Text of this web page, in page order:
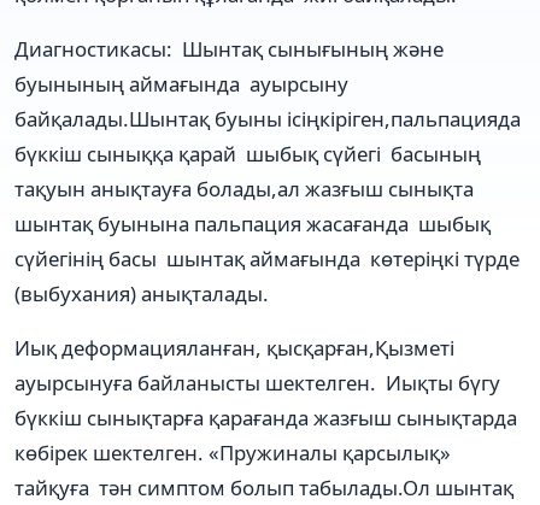
Диагностикасы: Шынтақ сынығының және
буынының аймағында ауырсыну
байқалады.Шынтақ буыны ісіңкіріген,пальпацияда
бүккіш сыныққа қарай шыбық сүйегі басының
тақуын анықтауға болады,ал жазғыш сынықта
шынтақ буынына пальпация жасағанда шыбық
сүйегінің басы шынтақ аймағында көтеріңкі түрде
(выбухания) анықталады.
Иық деформацияланған, қысқарған,Қызметі
ауырсынуға байланысты шектелген. Иықты бүгу
бүккіш сынықтарға қарағанда жазғыш сынықтарда
көбірек шектелген. «Пружиналы қарсылық»
тайқуға тән симптом болып табылады.Ол шынтақ